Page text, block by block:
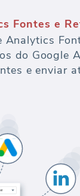
Fontes e
Analytics
do Google
e enviar